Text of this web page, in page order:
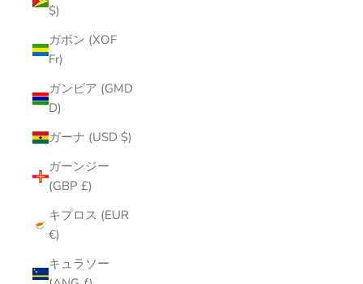
$)
ガボン (XOF
Fr)
ガンビア (GMD
D)
ガーナ (USD $)
ガーンジー
(GBP £)
キプロス (EUR
€)
キュラソー